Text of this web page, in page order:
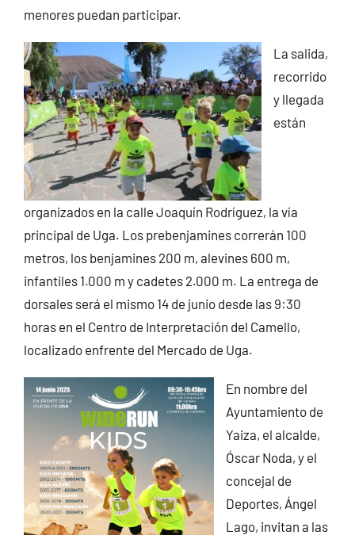
menores puedan participar.
La salida,
recorrido
y llegada
están
organizados en la calle Joaquín Rodríguez, la vía
principal de Uga. Los prebenjamines correrán 100
metros, los benjamines 200 m, alevines 600 m,
infantiles 1.000 m y cadetes 2.000 m. La entrega de
dorsales será el mismo 14 de junio desde las 9:30
horas en el Centro de Interpretación del Camello,
localizado enfrente del Mercado de Uga.
En nombre del
Ayuntamiento de
Yaiza, el alcalde,
Óscar Noda, y el
concejal de
Deportes, Ángel
Lago, invitan a las